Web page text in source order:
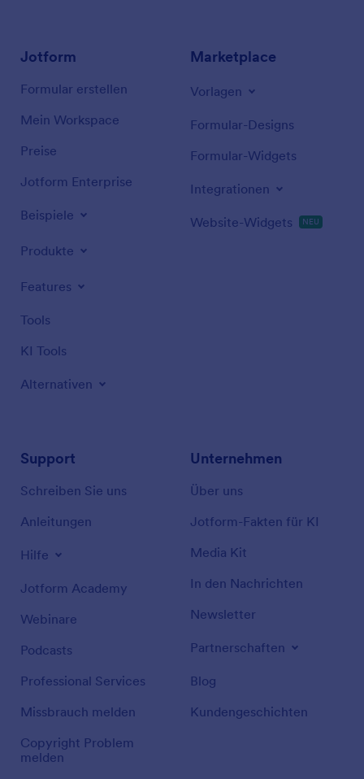
Jotform
Formular erstellen
Mein Workspace
Preise
Jotform Enterprise
Beispiele
Produkte
Features
Tools
KI Tools
Alternativen
Marketplace
Vorlagen
Formular-Designs
Formular-Widgets
Integrationen
Website-Widgets NEU
Support
Schreiben Sie uns
Anleitungen
Hilfe
Jotform Academy
Webinare
Podcasts
Professional Services
Missbrauch melden
Copyright Problem
melden
Unternehmen
Über uns
Jotform-Fakten für KI
Media Kit
In den Nachrichten
Newsletter
Partnerschaften
Blog
Kundengeschichten